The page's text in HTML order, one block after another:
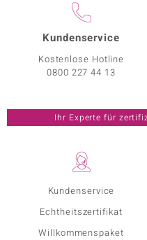
Kundenservice
Echtheitszertifikat
Willkommenspaket
Kundenservice
Kostenlose Hotline
0800 227 44 13
Ihr Experte für